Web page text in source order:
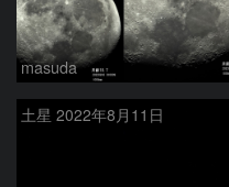
masuda
土星 2022年8月11日